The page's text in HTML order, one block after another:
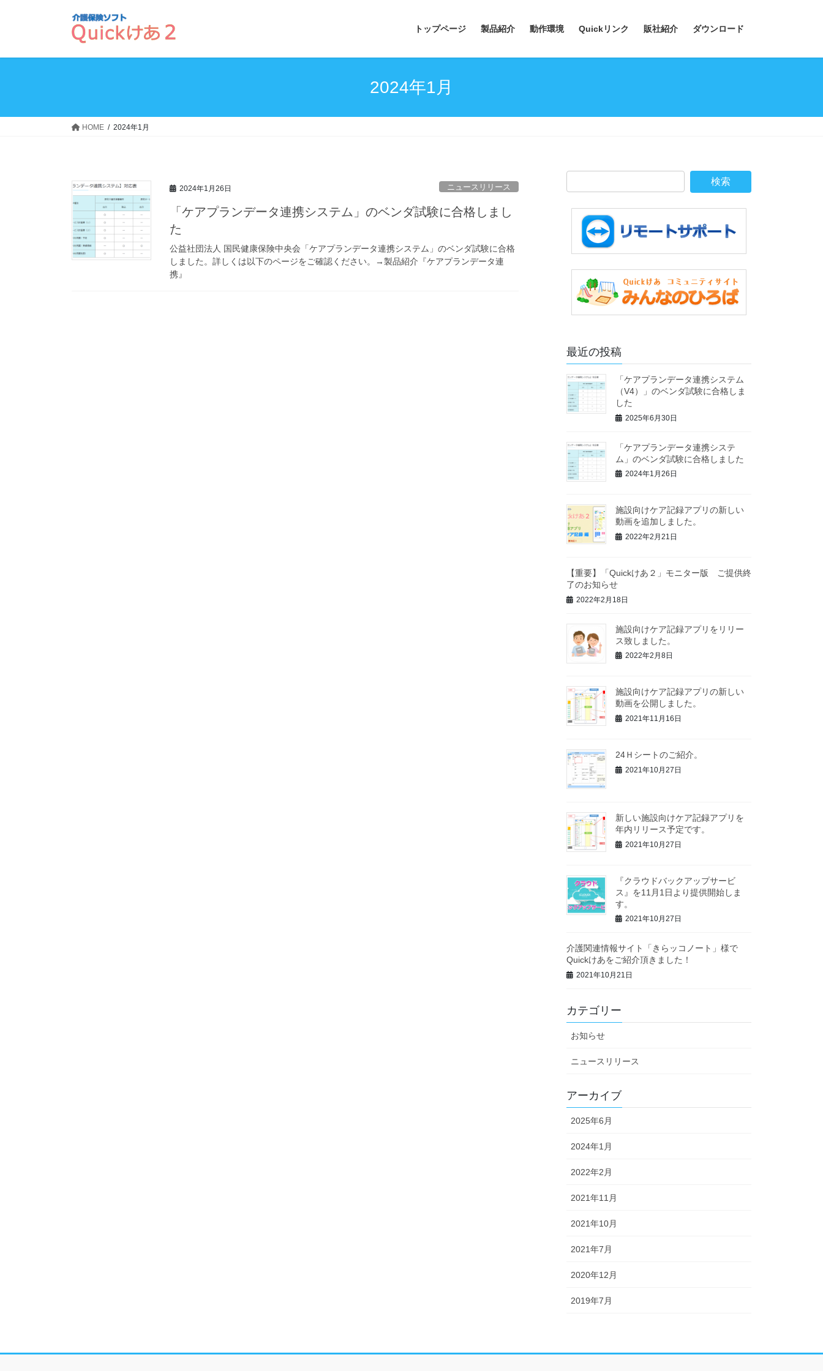
トップページ 製品紹介 動作環境 Quickリンク 販社紹介 ダウンロード
2024年1月
HOME 2024年1月
2024年1月26日 ニュースリリース
「ケアプランデータ連携システム」のベンダ試験に合格しまし
た
公益社団法人 国民健康保険中央会「ケアプランデータ連携システム」のベンダ試験に合格
しました。詳しくは以下のページをご確認ください。→製品紹介『ケアプランデータ連
携』
最近の投稿
「ケアプランデータ連携システム
（V4）」のベンダ試験に合格しま
した
2025年6月30日
「ケアプランデータ連携システ
ム」のベンダ試験に合格しました
2024年1月26日
施設向けケア記録アプリの新しい
動画を追加しました。
2022年2月21日
【重要】「Quickけあ２」モニター版 ご提供終
了のお知らせ
2022年2月18日
施設向けケア記録アプリをリリー
ス致しました。
2022年2月8日
施設向けケア記録アプリの新しい
動画を公開しました。
2021年11月16日
24Ｈシートのご紹介。
2021年10月27日
新しい施設向けケア記録アプリを
年内リリース予定です。
2021年10月27日
『クラウドバックアップサービ
ス』を11月1日より提供開始しま
す。
2021年10月27日
介護関連情報サイト「きらッコノート」様で
Quickけあをご紹介頂きました！
2021年10月21日
カテゴリー
お知らせ
ニュースリリース
アーカイブ
2025年6月
2024年1月
2022年2月
2021年11月
2021年10月
2021年7月
2020年12月
2019年7月